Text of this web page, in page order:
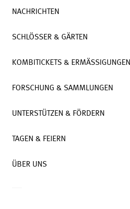
NACHRICHTEN
SCHLÖSSER & GÄRTEN
KOMBITICKETS & ERMÄSSIGUNGEN
FORSCHUNG & SAMMLUNGEN
UNTERSTÜTZEN & FÖRDERN
TAGEN & FEIERN
ÜBER UNS